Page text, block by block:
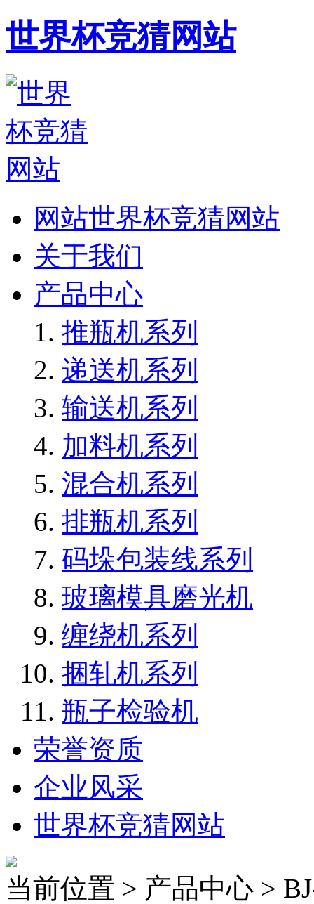
世界杯竞猜网站
网站世界杯竞猜网站
关于我们
产品中心
推瓶机系列
递送机系列
输送机系列
加料机系列
混合机系列
排瓶机系列
码垛包装线系列
玻璃模具磨光机
缠绕机系列
捆轧机系列
瓶子检验机
荣誉资质
企业风采
世界杯竞猜网站
当前位置 > 产品中心 >